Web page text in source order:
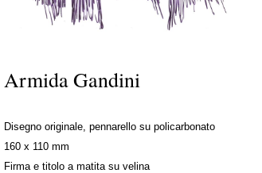
Armida Gandini
Disegno originale, pennarello su policarbonato
160 x 110 mm
Firma e titolo a matita su velina